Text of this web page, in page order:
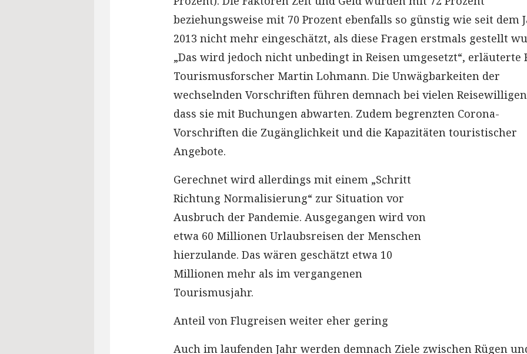
beziehungsweise mit 70 Prozent ebenfalls so günstig wie seit dem
2013 nicht mehr eingeschätzt, als diese Fragen erstmals gestellt
„Das wird jedoch nicht unbedingt in Reisen umgesetzt“, erläuterte
Tourismusforscher Martin Lohmann. Die Unwägbarkeiten der
wechselnden Vorschriften führen demnach bei vielen
dass sie mit Buchungen abwarten. Zudem begrenzten Corona-
Vorschriften die Zugänglichkeit und die Kapazitäten touristischer
Angebote.
Gerechnet wird allerdings mit einem „Schritt
Richtung Normalisierung“ zur Situation vor
Ausbruch der Pandemie. Ausgegangen wird von
etwa 60 Millionen Urlaubsreisen der Menschen
hierzulande. Das wären geschätzt etwa 10
Millionen mehr als im vergangenen
Tourismusjahr.
Anteil von Flugreisen weiter eher gering
Auch im laufenden Jahr werden demnach Ziele zwischen Rügen